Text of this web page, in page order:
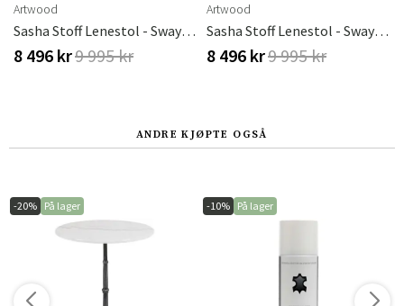
Artwood
Sasha Stoff Lenestol - Sway Natural
8 496 kr9 995 kr
Artwood
Sasha Stoff Lenestol - Sway Natural
8 496 kr9 995 kr
ANDRE KJØPTE OGSÅ
-20% På lager -10% På lager